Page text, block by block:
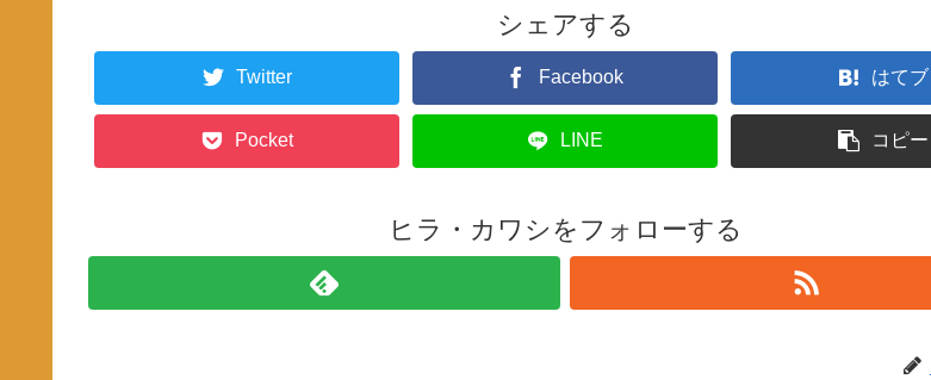
シェアする
Twitter Facebook はてブ
Pocket LINE コピー
ヒラ・カワシをフォローする